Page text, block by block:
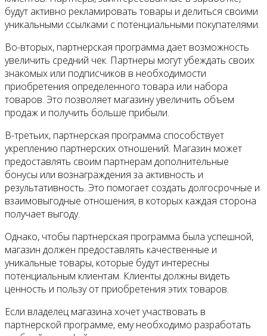
будут активно рекламировать товары и делиться своими
уникальными ссылками с потенциальными покупателями.
Во-вторых, партнерская программа дает возможность
увеличить средний чек. Партнеры могут убеждать своих
знакомых или подписчиков в необходимости
приобретения определенного товара или набора
товаров. Это позволяет магазину увеличить объем
продаж и получить больше прибыли.
В-третьих, партнерская программа способствует
укреплению партнерских отношений. Магазин может
предоставлять своим партнерам дополнительные
бонусы или вознаграждения за активность и
результативность. Это помогает создать долгосрочные и
взаимовыгодные отношения, в которых каждая сторона
получает выгоду.
Однако, чтобы партнерская программа была успешной,
магазин должен предоставлять качественные и
уникальные товары, которые будут интересны
потенциальным клиентам. Клиенты должны видеть
ценность и пользу от приобретения этих товаров.
Если владелец магазина хочет участвовать в
партнерской программе, ему необходимо разработать